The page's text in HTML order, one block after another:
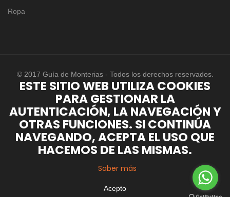
Ropa
© 2017 Guía de Monterias - Todos los derechos reservados.
ESTE SITIO WEB UTILIZA COOKIES
PARA GESTIONAR LA
AUTENTICACIÓN, LA NAVEGACIÓN Y
OTRAS FUNCIONES. SI CONTINÚA
NAVEGANDO, ACEPTA EL USO QUE
HACEMOS DE LAS MISMAS.
Saber más
Acepto